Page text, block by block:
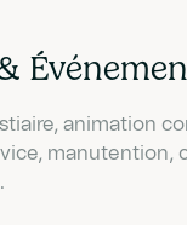
animation
manutention,